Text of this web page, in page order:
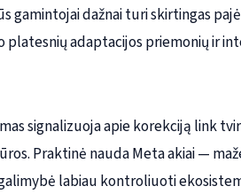
gamintojai dažnai turi skirtingas
platesnių adaptacijos priemonių ir
signalizuoja apie korekciją link
Praktinė nauda Meta akiai —
labiau kontroliuoti